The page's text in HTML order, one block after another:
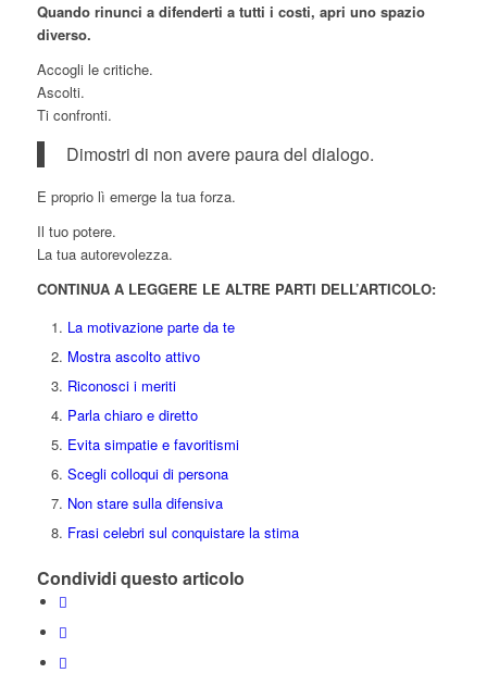
Quando rinunci a difenderti a tutti i costi, apri uno spazio
diverso.
Accogli le critiche.
Ascolti.
Ti confronti.
Dimostri di non avere paura del dialogo.
E proprio lì emerge la tua forza.
Il tuo potere.
La tua autorevolezza.
CONTINUA A LEGGERE LE ALTRE PARTI DELL’ARTICOLO:
La motivazione parte da te
Mostra ascolto attivo
Riconosci i meriti
Parla chiaro e diretto
Evita simpatie e favoritismi
Scegli colloqui di persona
Non stare sulla difensiva
Frasi celebri sul conquistare la stima
Condividi questo articolo